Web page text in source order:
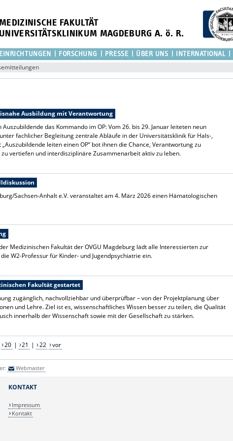
MEDIZINISCHE FAKULTÄT
UNIVERSITÄTSKLINIKUM MAGDEBURG A. ö. R.
FORSCHUNG PRESSE ÜBER UNS INTERNATIONAL
Ausbildung mit Verantwortung
das Kommando im OP: Vom 26. bis 29. Januar leiteten neun
fachlicher Begleitung zentrale Abläufe in der Universitätsklinik für Hals-,
leiten einen OP“ bot ihnen die Chance, Verantwortung zu
vertiefen und interdisziplinäre Zusammenarbeit aktiv zu leben.
Sachsen-Anhalt e.V. veranstaltet am 4. März 2026 einen Hämatologischen
Medizinischen Fakultät der OVGU Magdeburg lädt alle Interessierten zur
W2-Professur für Kinder- und Jugendpsychiatrie ein.
Fakultät gestartet
zugänglich, nachvollziehbar und überprüfbar – von der Projektplanung über
und Lehre. Ziel ist es, wissenschaftliches Wissen besser zu teilen, die Qualität
innerhalb der Wissenschaft sowie mit der Gesellschaft zu stärken.
20 | 21 | 22 vor
Webmaster
KONTAKT
Impressum
Kontakt